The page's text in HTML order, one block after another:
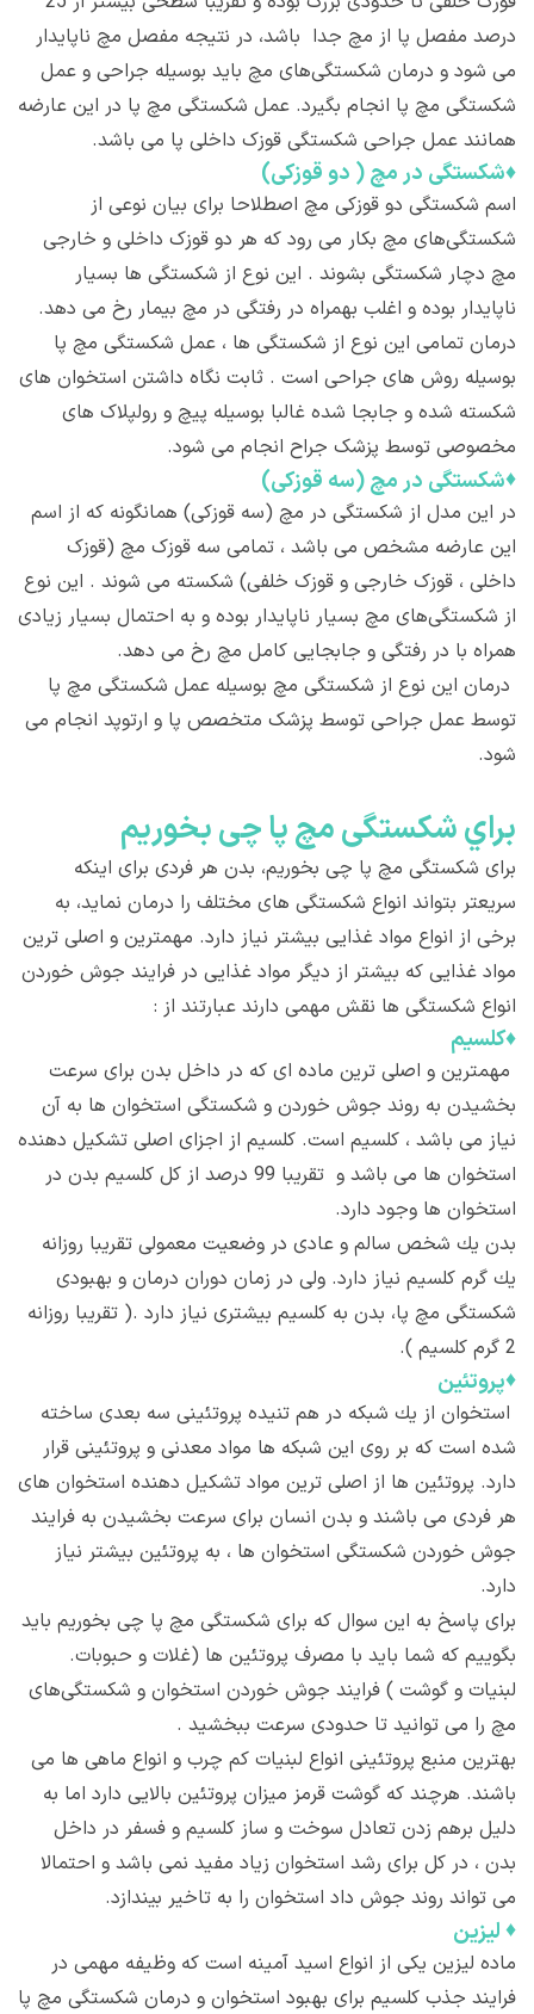
درصد مفصل پا از مچ جدا باشد، در نتیجه مفصل مچ ناپایدار
می شود و درمان شکستگی‌های مچ باید بوسیله جراحی و عمل
شکستگی مچ پا انجام بگیرد. عمل شکستگی مچ پا در این عارضه
همانند عمل جراحی شکستگی قوزک داخلی پا می باشد.
♦شکستگی در مچ ( دو قوزکی)
اسم شکستگی دو قوزکی مچ اصطلاحا برای بیان نوعی از
شکستگی‌های مچ بکار می رود که هر دو قوزک داخلی و خارجی
مچ دچار شکستگی بشوند . این نوع از شکستگی ها بسیار
ناپایدار بوده و اغلب بهمراه در رفتگی در مچ بیمار رخ می دهد.
درمان تمامی این نوع از شکستگی ها ، عمل شکستگی مچ پا
بوسیله روش های جراحی است . ثابت نگاه داشتن استخوان های
شکسته شده و جابجا شده غالبا بوسیله پیچ و رولپلاک های
مخصوصی توسط پزشک جراح انجام می شود.
♦شکستگی در مچ (سه قوزکی)
در این مدل از شکستگی در مچ (سه قوزکی) همانگونه که از اسم
این عارضه مشخص می باشد ، تمامی سه قوزک مچ (قوزک
داخلی ، قوزک خارجی و قوزک خلفی) شکسته می شوند . این نوع
از شکستگی‌های مچ بسیار ناپایدار بوده و به احتمال بسیار زیادی
همراه با در رفتگی و جابجایی کامل مچ رخ می دهد.
درمان این نوع از شکستگی مچ بوسیله عمل شکستگی مچ پا
توسط عمل جراحی توسط پزشک متخصص پا و ارتوپد انجام می
شود.
براي شکستگی مچ پا چی بخوريم
برای شکستگی مچ پا چی بخوریم، بدن هر فردی برای اینکه
سریعتر بتواند انواع شكستگی های مختلف را درمان نماید، به
برخی از انواع مواد غذایی بیشتر نیاز دارد. مهمترین و اصلی ترین
مواد غذایی كه بیشتر از دیگر مواد غذایی در فرایند جوش خوردن
انواع شكستگی ها نقش مهمی دارند عبارتند از :
♦كلسیم
مهمترین و اصلی ترین ماده ای كه در داخل بدن برای سرعت
بخشیدن به روند جوش خوردن و شكستگی استخوان ها به آن
نیاز می باشد ، كلسیم است. كلسیم از اجزای اصلی تشکیل دهنده
استخوان ها می باشد و تقریبا 99 درصد از کل كلسیم بدن در
استخوان ها وجود دارد.
بدن یك شخص سالم و عادی در وضعیت معمولی تقریبا روزانه
یك گرم كلسیم نیاز دارد. ولی در زمان دوران درمان و بهبودی
شکستگی مچ پا، بدن به كلسیم بیشتری نیاز دارد .( تقریبا روزانه
2 گرم كلسیم ).
♦پروتئین
استخوان از یك شبکه در هم تنیده پروتئینی سه بعدی ساخته
شده است كه بر روی این شبکه ها مواد معدنی و پروتئینی قرار
دارد. پروتئین ها از اصلی ترین مواد تشكیل دهنده استخوان های
هر فردی می باشند و بدن انسان برای سرعت بخشیدن به فرایند
جوش خوردن شکستگی استخوان ها ، به پروتئین بیشتر نیاز
دارد.
برای پاسخ به این سوال که برای شکستگی مچ پا چی بخوریم باید
بگوییم که شما باید با مصرف پروتئین ها (غلات و حبوبات.
لبنیات و گوشت ) فرایند جوش خوردن استخوان و شکستگی‌های
مچ را می توانید تا حدودی سرعت ببخشید .
بهترین منبع پروتئینی انواع لبنیات كم چرب و انواع ماهی ها می
باشند. هرچند که گوشت قرمز میزان پروتئین بالایی دارد اما به
دلیل برهم زدن تعادل سوخت و ساز كلسیم و فسفر در داخل
بدن ، در کل برای رشد استخوان زیاد مفید نمی باشد و احتمالا
می تواند روند جوش داد استخوان را به تاخیر بیندازد.
♦لیزین
ماده لیزین یكی از انواع اسید آمینه است كه وظیفه مهمی در
فرایند جذب كلسیم برای بهبود استخوان و درمان شکستگی مچ پا